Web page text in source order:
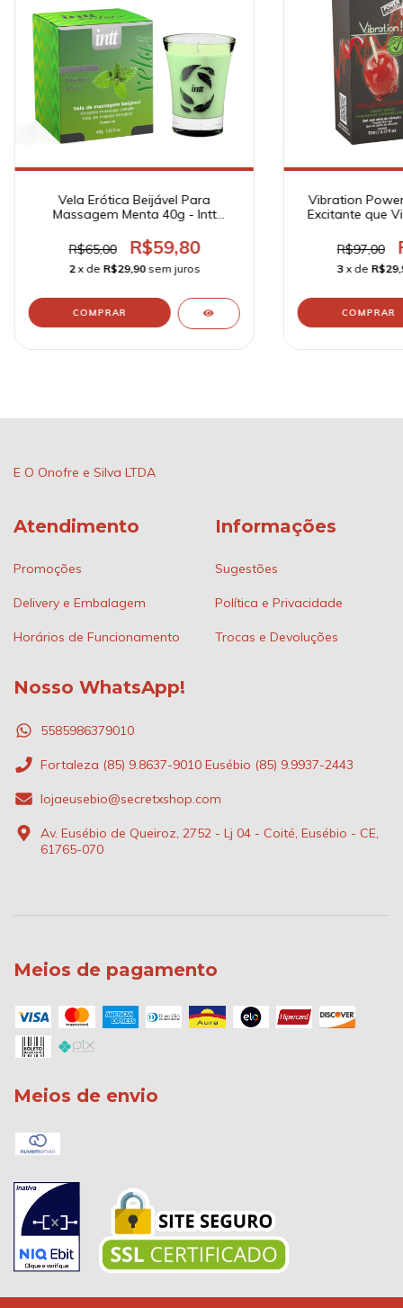
Vela Erótica Beijável Para
Massagem Menta 40g - Intt
R$65,00
R$59,80
2 x de R$29,90 sem juros
Vibration
Excitante que
R$97,00
3 x de
E O Onofre e Silva LTDA
Atendimento
Promoções
Delivery e Embalagem
Horários de Funcionamento
Informações
Sugestões
Política e Privacidade
Trocas e Devoluções
Nosso WhatsApp!
5585986379010
Fortaleza (85) 9.8637-9010 Eusébio (85) 9.9937-2443
lojaeusebio@secretxshop.com
Av. Eusébio de Queiroz, 2752 - Lj 04 - Coité, Eusébio - CE,
61765-070
Meios de pagamento
Meios de envio